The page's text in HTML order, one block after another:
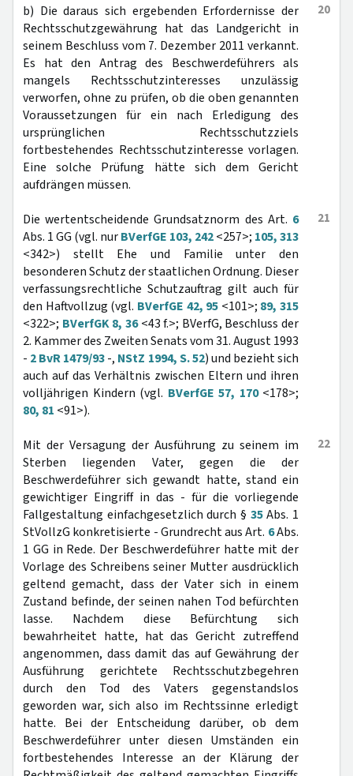
20
b) Die daraus sich ergebenden Erfordernisse der
Rechtsschutzgewährung hat das Landgericht in
seinem Beschluss vom 7. Dezember 2011 verkannt.
Es hat den Antrag des Beschwerdeführers als
mangels Rechtsschutzinteresses unzulässig
verworfen, ohne zu prüfen, ob die oben genannten
Voraussetzungen für ein nach Erledigung des
ursprünglichen Rechtsschutzziels
fortbestehendes Rechtsschutzinteresse vorlagen.
Eine solche Prüfung hätte sich dem Gericht
aufdrängen müssen.
21
Die wertentscheidende Grundsatznorm des Art. 6
Abs. 1 GG (vgl. nurBVerfGE 103, 242<257>; 105, 313
<342>) stellt Ehe und Familie unter den
besonderen Schutz der staatlichen Ordnung. Dieser
verfassungsrechtliche Schutzauftrag gilt auch für
den Haftvollzug (vgl. BVerfGE 42, 95 <101>; 89, 315
<322>; BVerfGK 8, 36<43 f.>; BVerfG, Beschluss der
2. Kammer des Zweiten Senats vom 31. August 1993
- 2 BvR 1479/93-, NStZ 1994, S. 52) und bezieht sich
auch auf das Verhältnis zwischen Eltern und ihren
volljährigen Kindern (vgl. BVerfGE 57, 170<178>;
80, 81 <91>).
22
Mit der Versagung der Ausführung zu seinem im
Sterben liegenden Vater, gegen die der
Beschwerdeführer sich gewandt hatte, stand ein
gewichtiger Eingriff in das - für die vorliegende
Fallgestaltung einfachgesetzlich durch § 35Abs. 1
StVollzG konkretisierte - Grundrecht aus Art. 6Abs.
1 GG in Rede. Der Beschwerdeführer hatte mit der
Vorlage des Schreibens seiner Mutter ausdrücklich
geltend gemacht, dass der Vater sich in einem
Zustand befinde, der seinen nahen Tod befürchten
lasse. Nachdem diese Befürchtung sich
bewahrheitet hatte, hat das Gericht zutreffend
angenommen, dass damit das auf Gewährung der
Ausführung gerichtete Rechtsschutzbegehren
durch den Tod des Vaters gegenstandslos
geworden war, sich also im Rechtssinne erledigt
hatte. Bei der Entscheidung darüber, ob dem
Beschwerdeführer unter diesen Umständen ein
fortbestehendes Interesse an der Klärung der